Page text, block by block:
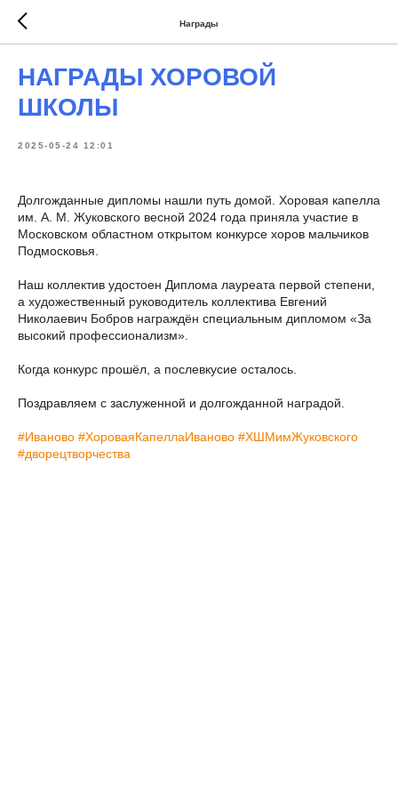
Награды
НАГРАДЫ ХОРОВОЙ
ШКОЛЫ
2025-05-24 12:01
Долгожданные дипломы нашли путь домой. Хоровая капелла
им. А. М. Жуковского весной 2024 года приняла участие в
Московском областном открытом конкурсе хоров мальчиков
Подмосковья.
Наш коллектив удостоен Диплома лауреата первой степени,
а художественный руководитель коллектива Евгений
Николаевич Бобров награждён специальным дипломом «За
высокий профессионализм».
Когда конкурс прошёл, а послевкусие осталось.
Поздравляем с заслуженной и долгожданной наградой.
#Иваново #ХороваяКапеллаИваново #ХШМимЖуковского
#дворецтворчества